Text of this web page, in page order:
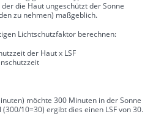
die Haut ungeschützt der Sonne
zu nehmen) maßgeblich.
Lichtschutzfaktor berechnen:
der Haut x LSF
möchte 300 Minuten in der Sonne
10=30) ergibt dies einen LSF von 30.